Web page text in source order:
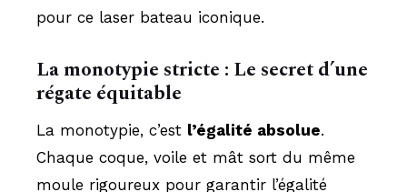
pour ce laser bateau iconique.
La monotypie stricte : Le secret d’une
régate équitable
La monotypie, c’est l’égalité absolue.
Chaque coque, voile et mât sort du même
moule rigoureux pour garantir l’égalité